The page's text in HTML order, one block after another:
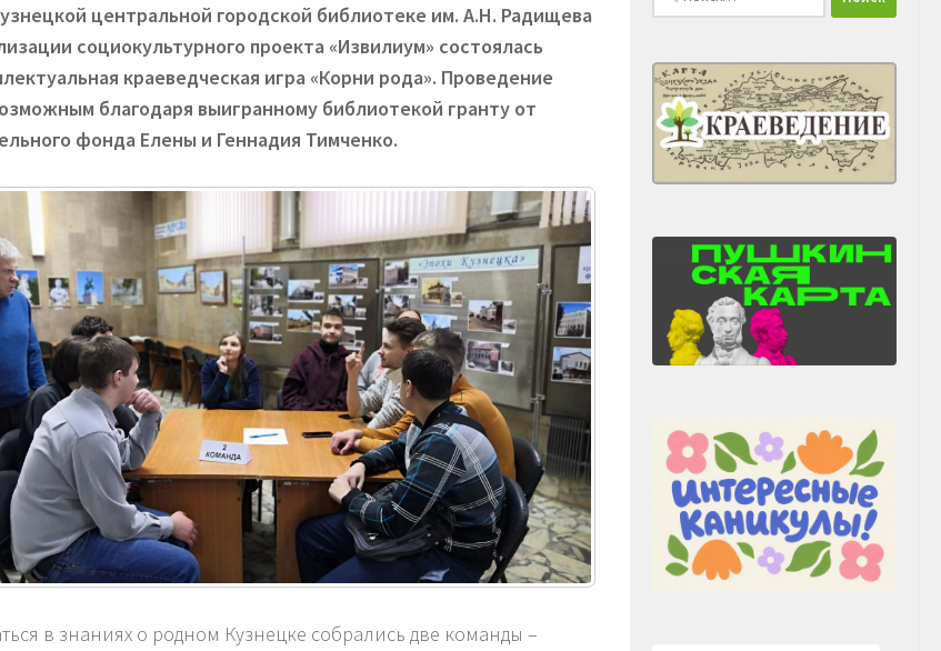
центральной городской библиотеке им. А.Н. Радищева
социокультурного проекта «Извилиум» состоялась
краеведческая игра «Корни рода». Проведение
благодаря выигранному библиотекой гранту от
фонда Елены и Геннадия Тимченко.
в знаниях о родном Кузнецке собрались две команды –